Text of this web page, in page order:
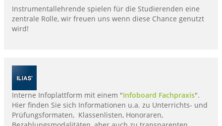
Instrumentallehrende spielen für die Studierenden eine
zentrale Rolle, wir freuen uns wenn diese Chance genutzt
wird!
Interne Infoplattform mit einem "Infoboard Fachpraxis".
Hier finden Sie sich Informationen u.a. zu Unterrichts- und
Prüfungsformaten, Klassenlisten, Honoraren,